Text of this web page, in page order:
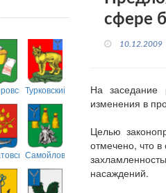
Турковский
Самойловский
сфере
10.12.2009
На заседание
изменения в
Целью
отмечено, что в
насаждений.